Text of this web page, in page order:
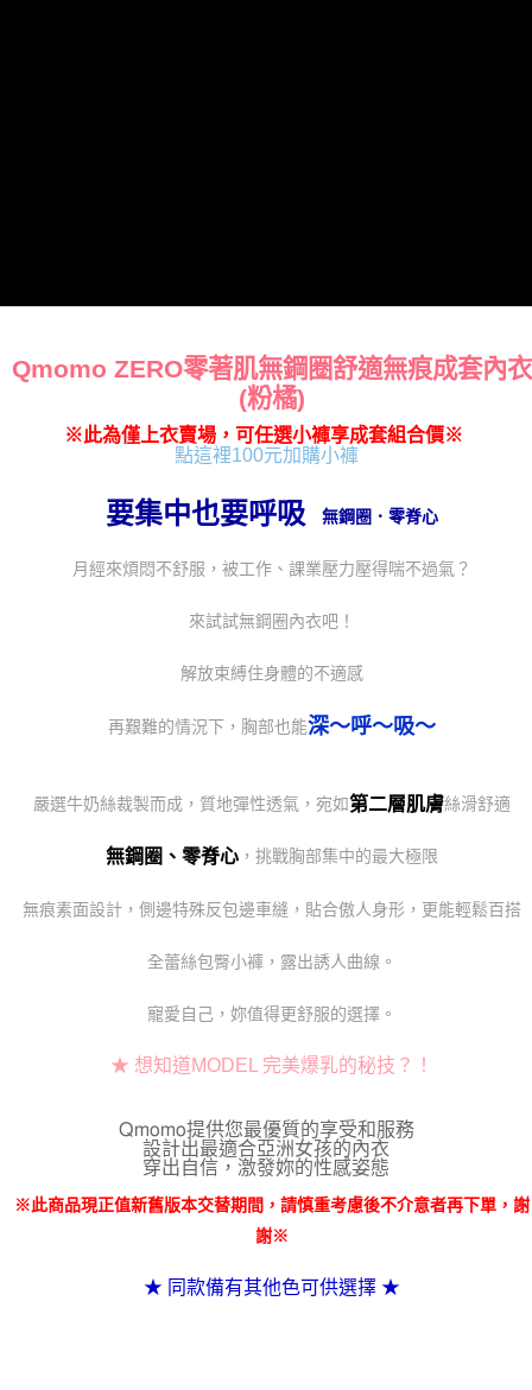
Qmomo ZERO零著肌無鋼圈舒適無痕成套內衣
(粉橘)
※此為僅上衣賣場，可任選小褲享成套組合價※
點這裡100元加購小褲
要集中也要呼吸 無鋼圈．零脊心
月經來煩悶不舒服，被工作、課業壓力壓得喘不過氣？
來試試無鋼圈內衣吧！
解放束縛住身體的不適感
再艱難的情況下，胸部也能深～呼～吸～
嚴選牛奶絲裁製而成，質地彈性透氣，宛如第二層肌膚絲滑舒適
無鋼圈、零脊心 ，挑戰胸部集中的最大極限
無痕素面設計，側邊特殊反包邊車縫，貼合傲人身形，更能輕鬆百搭
全蕾絲包臀小褲，露出誘人曲線。
寵愛自己，妳值得更舒服的選擇。
★ 想知道MODEL 完美爆乳的秘技？！
Qmomo提供您最優質的享受和服務
設計出最適合亞洲女孩的內衣
穿出自信，激發妳的性感姿態
※此商品現正值新舊版本交替期間，請慎重考慮後不介意者再下單，謝
謝※
★ 同款備有其他色可供選擇 ★